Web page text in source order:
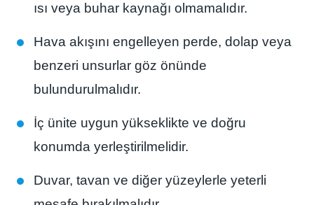
ısı veya buhar kaynağı olmamalıdır.
Hava akışını engelleyen perde, dolap veya
benzeri unsurlar göz önünde
bulundurulmalıdır.
İç ünite uygun yükseklikte ve doğru
konumda yerleştirilmelidir.
Duvar, tavan ve diğer yüzeylerle yeterli